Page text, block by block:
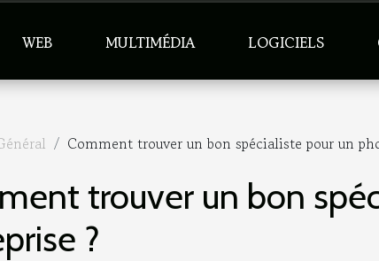
WEB MULTIMÉDIA LOGICIELS
Comment trouver un bon spécialiste pour un
trouver un bon
?